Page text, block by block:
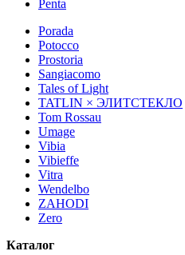
Penta
Porada
Potocco
Prostoria
Sangiacomo
Tales of Light
TATLIN × ЭЛИТСТЕКЛО
Tom Rossau
Umage
Vibia
Vibieffe
Vitra
Wendelbo
ZAHODI
Zero
Каталог